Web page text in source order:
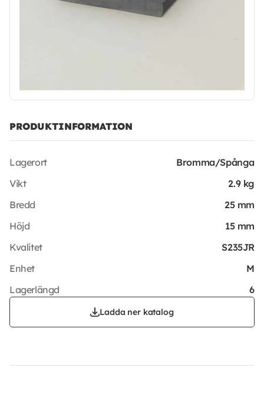
PRODUKTINFORMATION
Lagerort
Bromma/Spånga
Vikt
2.9 kg
Bredd
25 mm
Höjd
15 mm
Kvalitet
S235JR
Enhet
M
Lagerlängd
6
Ladda ner katalog